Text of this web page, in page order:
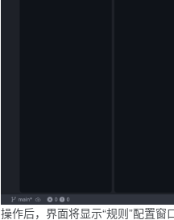
操作后，界面将显示“规则”配置窗